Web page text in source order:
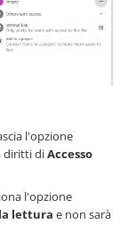
l'opzione
diritti diAccesso
l'opzione
lettura e non sarà